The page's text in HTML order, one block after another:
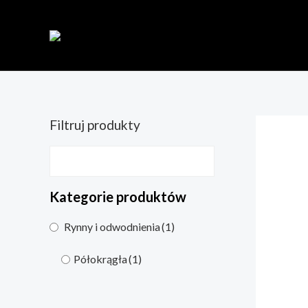
Filtruj produkty
Kategorie produktów
Rynny i odwodnienia(1)
Półokrągła(1)